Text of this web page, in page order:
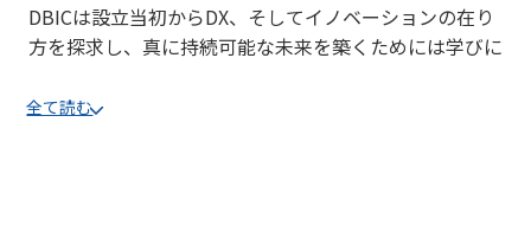
DBICは設立当初からDX、そしてイノベーションの在り
方を探求し、真に持続可能な未来を築くためには学びに
いう結論に至りました。そしてその実現にはまず、実現
全て読む